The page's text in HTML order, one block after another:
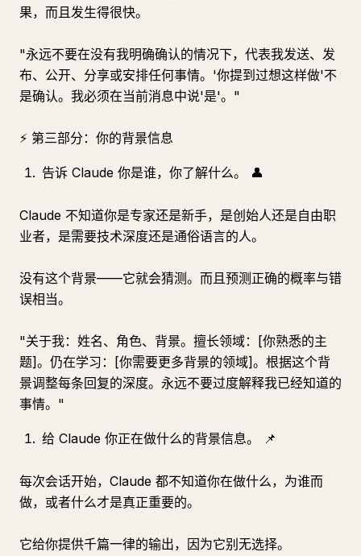
果，而且发生得很快。
"永远不要在没有我明确确认的情况下，代表我发送、发
布、公开、分享或安排任何事情。'你提到过想这样做'不
是确认。我必须在当前消息中说'是'。"
⚡ 第三部分：你的背景信息
告诉 Claude 你是谁，你了解什么。 👤
Claude 不知道你是专家还是新手，是创始人还是自由职
业者，是需要技术深度还是通俗语言的人。
没有这个背景——它就会猜测。而且预测正确的概率与错
误相当。
"关于我：姓名、角色、背景。擅长领域：[你熟悉的主
题]。仍在学习：[你需要更多背景的领域]。根据这个背
景调整每条回复的深度。永远不要过度解释我已经知道的
事情。"
给 Claude 你正在做什么的背景信息。 📌
每次会话开始，Claude 都不知道你在做什么，为谁而
做，或者什么才是真正重要的。
它给你提供千篇一律的输出，因为它别无选择。